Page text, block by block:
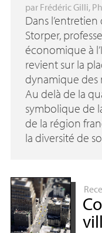
par Frédéric Gilli,
Dans
Storper,
économique à
revient sur la
dynamique des
Au delà de la
symbolique de
de la région
la diversité de